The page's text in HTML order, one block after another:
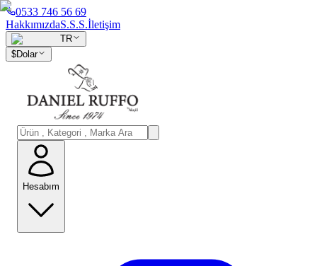
0533 746 56 69
HakkımızdaS.S.S.İletişim
TR
$Dolar
Hesabım